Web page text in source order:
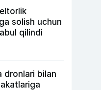
solish uchun
qilindi
dronlari bilan